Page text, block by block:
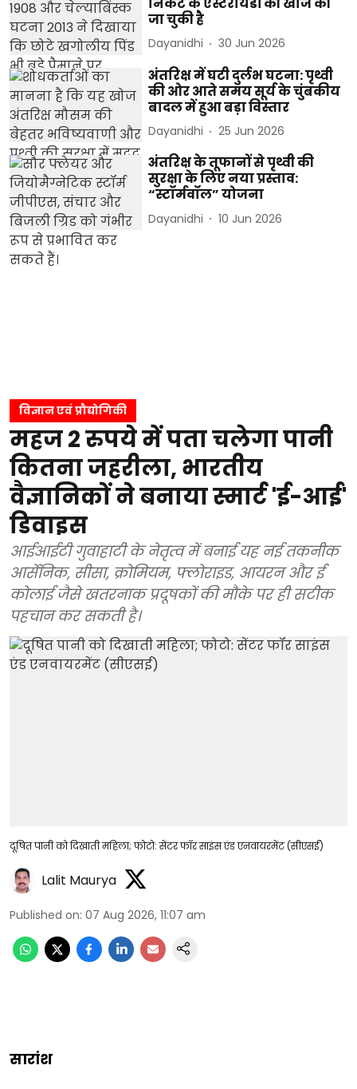
जा चुकी है
Dayanidhi 30 Jun 2026
अंतरिक्ष में घटी दुर्लभ घटना: पृथ्वी
की ओर आते समय सूर्य के चुंबकीय
बादल में हुआ बड़ा विस्तार
Dayanidhi 25 Jun 2026
अंतरिक्ष के तूफानों से पृथ्वी की
सुरक्षा के लिए नया प्रस्ताव:
“स्टॉर्मवॉल” योजना
Dayanidhi 10 Jun 2026
विज्ञान एवं प्रौद्योगिकी
महज 2 रुपये में पता चलेगा पानी
कितना जहरीला, भारतीय
वैज्ञानिकों ने बनाया स्मार्ट 'ई-आई'
डिवाइस
आईआईटी गुवाहाटी के नेतृत्व में बनाई यह नई तकनीक
आर्सेनिक, सीसा, क्रोमियम, फ्लोराइड, आयरन और ई
कोलाई जैसे खतरनाक प्रदूषकों की मौके पर ही सटीक
पहचान कर सकती है।
दूषित पानी को दिखाती महिला; फोटो: सेंटर फॉर साइंस एंड एनवायरमेंट (सीएसई)
Lalit Maurya
Published on: 07 Aug 2026, 11:07 am
सारांश